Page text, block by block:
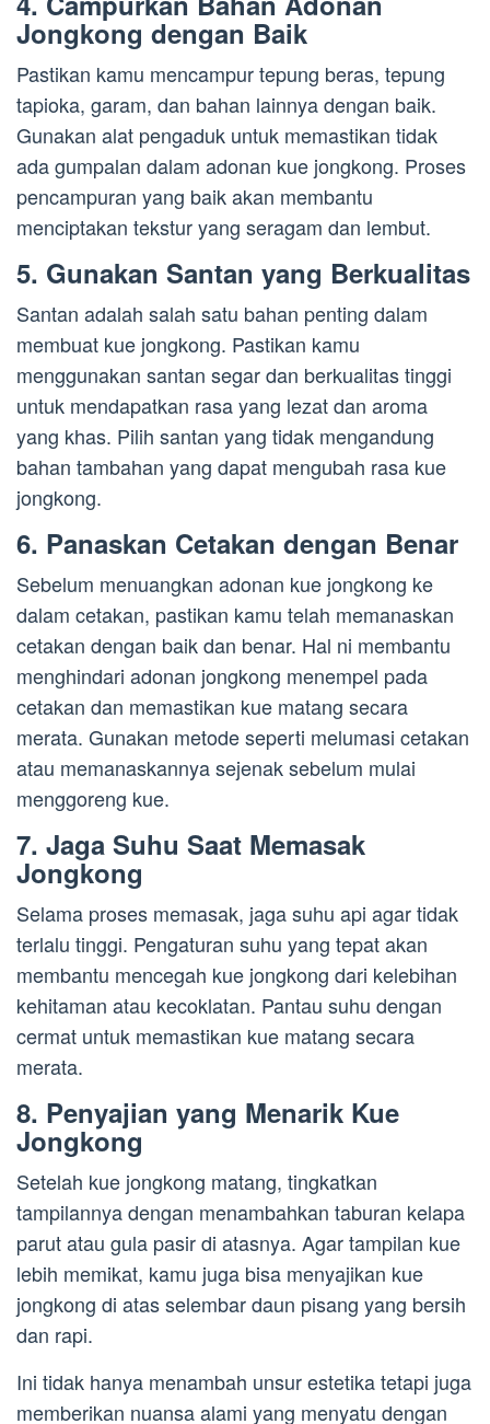
Jongkong dengan Baik
Pastikan kamu mencampur tepung beras, tepung
tapioka, garam, dan bahan lainnya dengan baik.
Gunakan alat pengaduk untuk memastikan tidak
ada gumpalan dalam adonan kue jongkong. Proses
pencampuran yang baik akan membantu
menciptakan tekstur yang seragam dan lembut.
5. Gunakan Santan yang Berkualitas
Santan adalah salah satu bahan penting dalam
membuat kue jongkong. Pastikan kamu
menggunakan santan segar dan berkualitas tinggi
untuk mendapatkan rasa yang lezat dan aroma
yang khas. Pilih santan yang tidak mengandung
bahan tambahan yang dapat mengubah rasa kue
jongkong.
6. Panaskan Cetakan dengan Benar
Sebelum menuangkan adonan kue jongkong ke
dalam cetakan, pastikan kamu telah memanaskan
cetakan dengan baik dan benar. Hal ni membantu
menghindari adonan jongkong menempel pada
cetakan dan memastikan kue matang secara
merata. Gunakan metode seperti melumasi cetakan
atau memanaskannya sejenak sebelum mulai
menggoreng kue.
7. Jaga Suhu Saat Memasak
Jongkong
Selama proses memasak, jaga suhu api agar tidak
terlalu tinggi. Pengaturan suhu yang tepat akan
membantu mencegah kue jongkong dari kelebihan
kehitaman atau kecoklatan. Pantau suhu dengan
cermat untuk memastikan kue matang secara
merata.
8. Penyajian yang Menarik Kue
Jongkong
Setelah kue jongkong matang, tingkatkan
tampilannya dengan menambahkan taburan kelapa
parut atau gula pasir di atasnya. Agar tampilan kue
lebih memikat, kamu juga bisa menyajikan kue
jongkong di atas selembar daun pisang yang bersih
dan rapi.
Ini tidak hanya menambah unsur estetika tetapi juga
memberikan nuansa alami yang menyatu dengan